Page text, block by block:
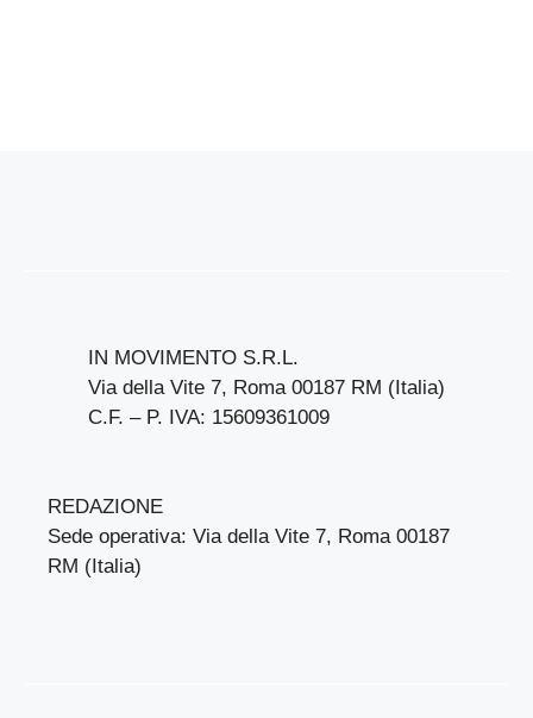
IN MOVIMENTO S.R.L.
Via della Vite 7, Roma 00187 RM (Italia)
C.F. – P. IVA: 15609361009
REDAZIONE
Sede operativa: Via della Vite 7, Roma 00187
RM (Italia)